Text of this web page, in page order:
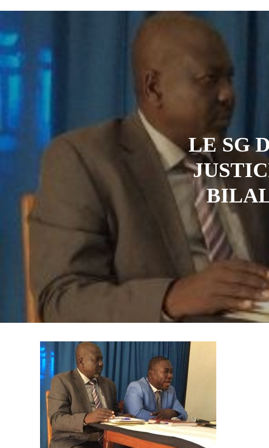
L’urgence d’un sursaut collectif 3 AOÛT 2026
« Notre arrestation n’a servi à apporter ni un dividende ni
LE SG